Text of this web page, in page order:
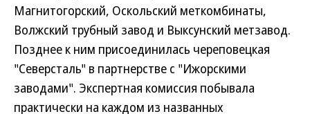
Магнитогорский, Оскольский меткомбинаты,
Волжский трубный завод и Выксунский метзавод.
Позднее к ним присоединилась череповецкая
"Северсталь" в партнерстве с "Ижорскими
заводами". Экспертная комиссия побывала
практически на каждом из названных